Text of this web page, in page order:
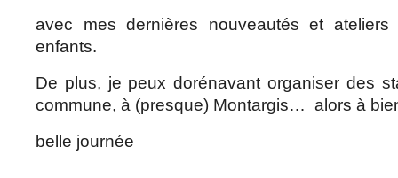
avec mes dernières nouveautés et ateliers
enfants.
De plus, je peux dorénavant organiser des
commune, à (presque) Montargis… alors à
belle journée